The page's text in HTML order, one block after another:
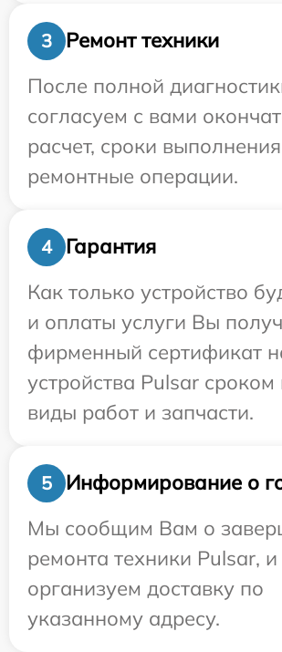
3
Ремонт техники
После полной
согласуем с вами
расчет, сроки
ремонтные операции.
4
Гарантия
Как только устройство
и оплаты услуги Вы
фирменный сертификат
устройства Pulsar сроком
виды работ и запчасти.
5
Информирование о
Мы сообщим Вам о
ремонта техники Pulsar,
организуем доставку по
указанному адресу.